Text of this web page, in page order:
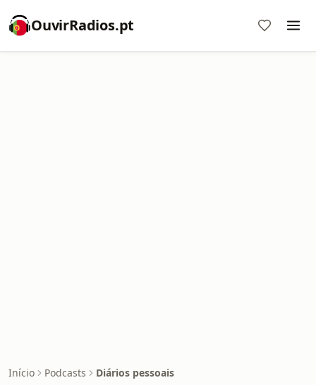
OuvirRadios.pt
Início Podcasts Diários pessoais